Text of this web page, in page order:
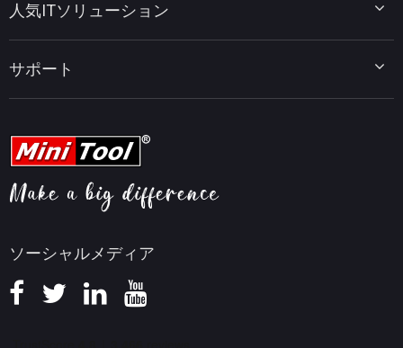
ソーシャルメディア
MiniTool PDF Editor
MiniTool MovieMaker
MiniTool uTube Downloader
データ復元ヒント
PDF編集ヒント
動画編集ヒント
ビデオ変換ヒント
画面録画ヒント
知識ベース
人気ITソリューション
MiniTool ニュースセンター
サポート
ヘルプ